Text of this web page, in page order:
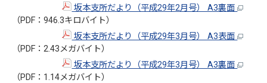
坂本支所だより（平成29年2月号） A3裏面
（PDF：946.3キロバイト）
坂本支所だより（平成29年3月号） A3表面
（PDF：2.43メガバイト）
坂本支所だより（平成29年3月号） A3裏面
（PDF：1.14メガバイト）